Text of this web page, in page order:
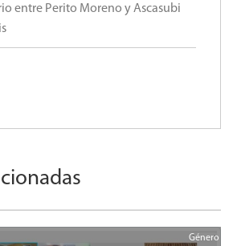
entre Perito Moreno y Ascasubi
Género